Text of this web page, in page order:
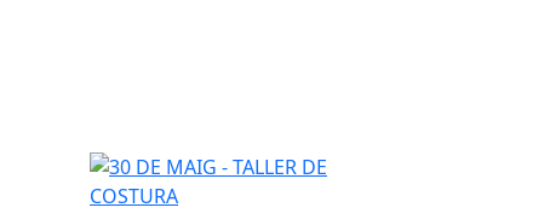
30 DE MAIG - TALLER DE COSTURA